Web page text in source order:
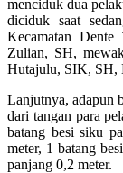
menciduk dua
diciduk saat
Kecamatan Dente
Zulian, SH,
Hutajulu, SIK, SH,
Lanjutnya, adapun
dari tangan para
batang besi siku
meter, 1 batang
panjang 0,2 meter.